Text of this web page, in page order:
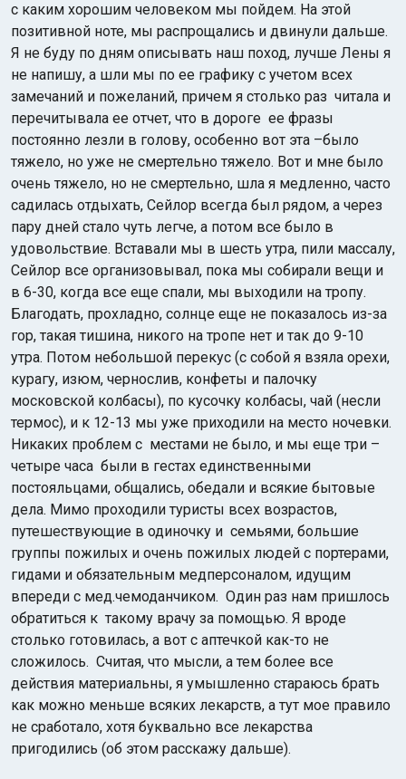
с каким хорошим человеком мы пойдем. На этой
позитивной ноте, мы распрощались и двинули дальше.
Я не буду по дням описывать наш поход, лучше Лены я
не напишу, а шли мы по ее графику с учетом всех
замечаний и пожеланий, причем я столько раз читала и
перечитывала ее отчет, что в дороге ее фразы
постоянно лезли в голову, особенно вот эта –было
тяжело, но уже не смертельно тяжело. Вот и мне было
очень тяжело, но не смертельно, шла я медленно, часто
садилась отдыхать, Сейлор всегда был рядом, а через
пару дней стало чуть легче, а потом все было в
удовольствие. Вставали мы в шесть утра, пили массалу,
Сейлор все организовывал, пока мы собирали вещи и
в 6-30, когда все еще спали, мы выходили на тропу.
Благодать, прохладно, солнце еще не показалось из-за
гор, такая тишина, никого на тропе нет и так до 9-10
утра. Потом небольшой перекус (с собой я взяла орехи,
курагу, изюм, чернослив, конфеты и палочку
московской колбасы), по кусочку колбасы, чай (несли
термос), и к 12-13 мы уже приходили на место ночевки.
Никаких проблем с местами не было, и мы еще три –
четыре часа были в гестах единственными
постояльцами, общались, обедали и всякие бытовые
дела. Мимо проходили туристы всех возрастов,
путешествующие в одиночку и семьями, большие
группы пожилых и очень пожилых людей с портерами,
гидами и обязательным медперсоналом, идущим
впереди с мед.чемоданчиком. Один раз нам пришлось
обратиться к такому врачу за помощью. Я вроде
столько готовилась, а вот с аптечкой как-то не
сложилось. Считая, что мысли, а тем более все
действия материальны, я умышленно стараюсь брать
как можно меньше всяких лекарств, а тут мое правило
не сработало, хотя буквально все лекарства
пригодились (об этом расскажу дальше).